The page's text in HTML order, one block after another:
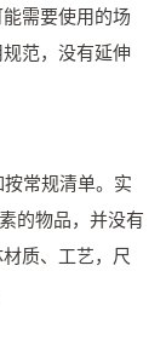
需要使用的场
范，没有延伸
常规清单。实
的物品，并没有
质、工艺，尺